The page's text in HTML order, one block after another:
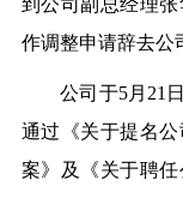
到公司副总经理
作调整申请辞去公
公司于5月21日
通过《关于提名
案》及《关于聘任